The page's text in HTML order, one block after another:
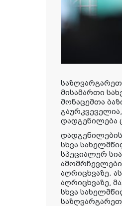
მისამართი
მონაცემთა
დადგენილება
სხვა
სპეციალურ
აღრიცხვაზე.
აღრიცხვაზე,
სხვა